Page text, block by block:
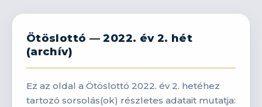
Ötöslottó — 2022. év 2. hét
(archív)
Ez az oldal a Ötöslottó 2022. év 2. hetéhez
tartozó sorsolás(ok) részletes adatait mutatja: